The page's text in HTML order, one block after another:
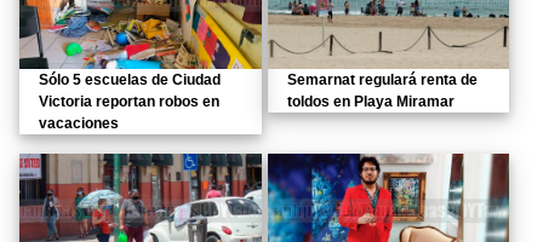
Sólo 5 escuelas de Ciudad
Victoria reportan robos en
vacaciones
Semarnat regulará renta de
toldos en Playa Miramar